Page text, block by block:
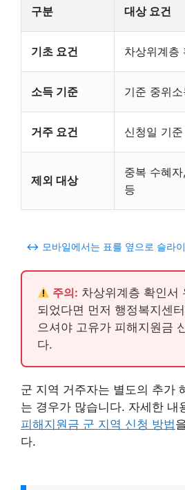
구분 대상 요건
기초 요건 차상위계층
소득 기준 기준 중위
거주 요건 신청일 기
제외 대상
중복 수혜
등
↔️ 모바일에서는 표를 옆으로 슬라
주의: 차상위계층 확인서
되었다면 먼저 행정복지센
으셔야 고유가 피해지원금
다.
군 지역 거주자는 별도의 추가
는 경우가 많습니다. 자세한 내
피해지원금 군 지역 신청 방법
다.